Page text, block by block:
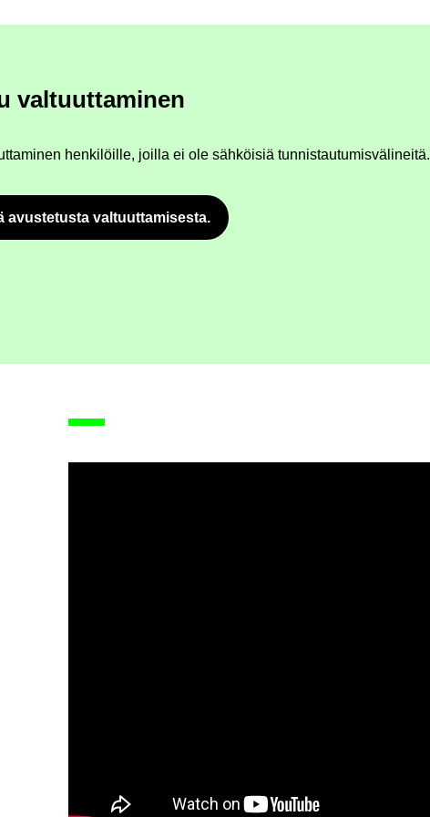
val­tuut­ta­mi­nen
hen­ki­löil­le, joil­la ei ole säh­köi­siä tun­nis­tau­tu­mis­vä­li­nei­tä.
avus­te­tus­ta val­tuut­ta­mi­ses­ta.